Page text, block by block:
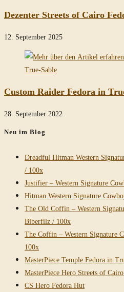
Dezenter Streets of Cairo
12. September 2025
Custom Raider Fedora in
28. September 2022
Neu im Blog
Dreadful Hitman Western
/ 100x
Justifier – Western Signature
Hitman Western Signature
The Old Coffin – Western
Biberfilz / 100x
The Coffin – Western Signature
100x
MasterPiece Temple Fedora in
MasterPiece Hero Streets of
CS Hero Fedora Hut